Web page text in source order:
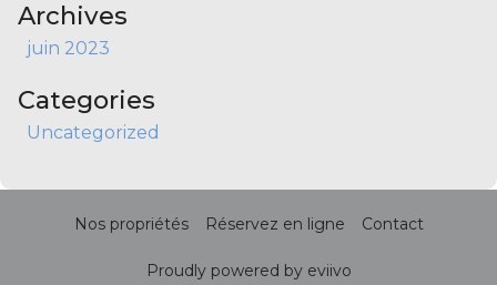
Archives
juin 2023
Categories
Uncategorized
Nos propriétés Réservez en ligne Contact
Proudly powered by eviivo